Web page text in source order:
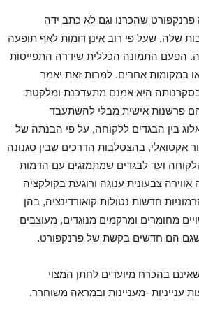
שהכרנו וגם לא כתב ידה
שלה, שעל פי רוב אינן דומות לאף תופעה
הפעם התמונה הכללית שידרה התפייסות
במקומות אחרים. למרות זאת יאמר
היא אמנם מתעדכנת ומלקטת
פרשנות אישית מבלי להשתעבד
בין הבגדים ללקוחה, על פי הבנתה של
אקטואלי, בהצטלבות הדרכים שבין סגנונה
ועד לבגדים שמתמזגים עם הדמות
צבעונית ענוגה ורוגעת בקולקציה
חדשות נטולות קואורדינציה, בהן
מחומרים ומרקמים מנוגדים, מעוצבים
שגם הם חדשים בקשת של פרנקפורט.
בהכרח מיועדים לחתן המצוי
ענייניות -מעניינות ובמראה משוחרר.